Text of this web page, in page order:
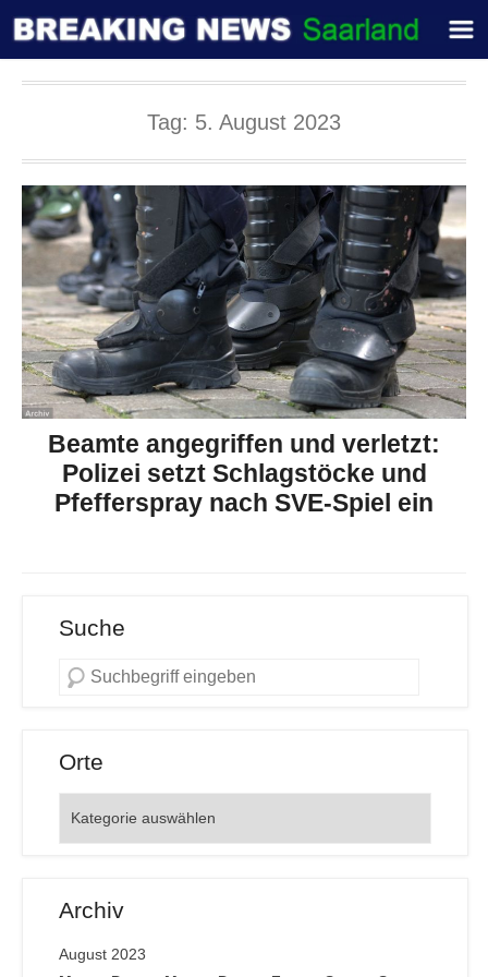
Tag: 5. August 2023
Beamte angegriffen und verletzt:
Polizei setzt Schlagstöcke und
Pfefferspray nach SVE-Spiel ein
Suche
Orte
Archiv
August 2023